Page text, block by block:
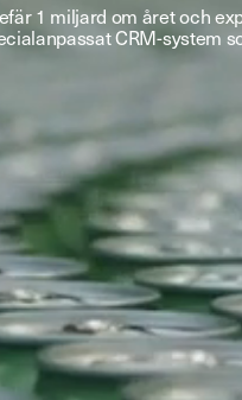
1 miljard om året och
CRM-system